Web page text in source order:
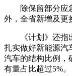
除保留部分应
外，全省新增及更
《计划》还
扎实做好新能源汽
汽车的结构比例，
有量占比超过5%。